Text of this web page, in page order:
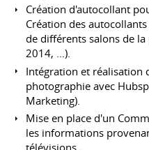
Création d'autocollant
Création des
de différents salons de
2014, ...).
Intégration et réalisation
photographie avec
Marketing).
Mise en place d'un
les informations